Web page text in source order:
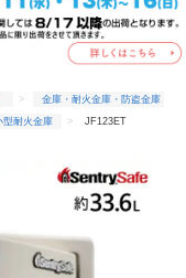
金庫・耐火金庫・防盗金庫
型耐火金庫 JF123ET